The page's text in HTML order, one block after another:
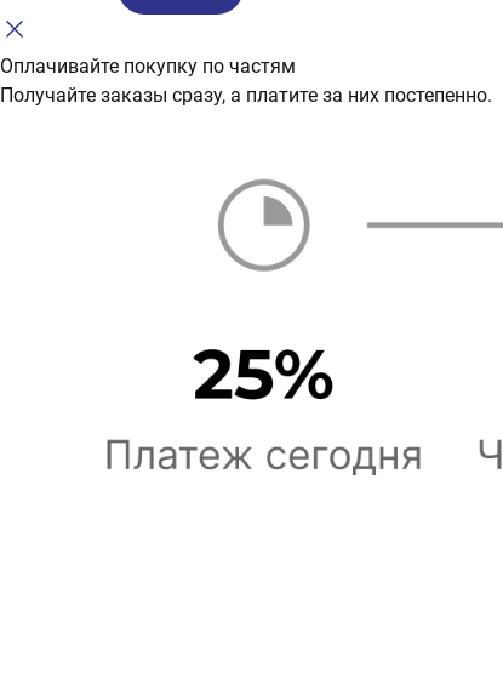
Оплачивайте покупку по частям
Получайте заказы сразу, а платите за них постепенно.